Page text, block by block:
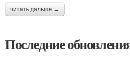
читать дальше →
Последние